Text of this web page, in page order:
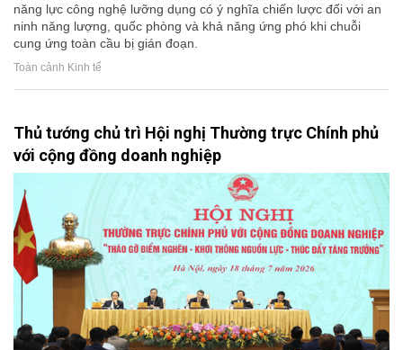
năng lực công nghệ lưỡng dụng có ý nghĩa chiến lược đối với an
ninh năng lượng, quốc phòng và khả năng ứng phó khi chuỗi
cung ứng toàn cầu bị gián đoạn.
Toàn cảnh Kinh tế
Thủ tướng chủ trì Hội nghị Thường trực Chính phủ
với cộng đồng doanh nghiệp